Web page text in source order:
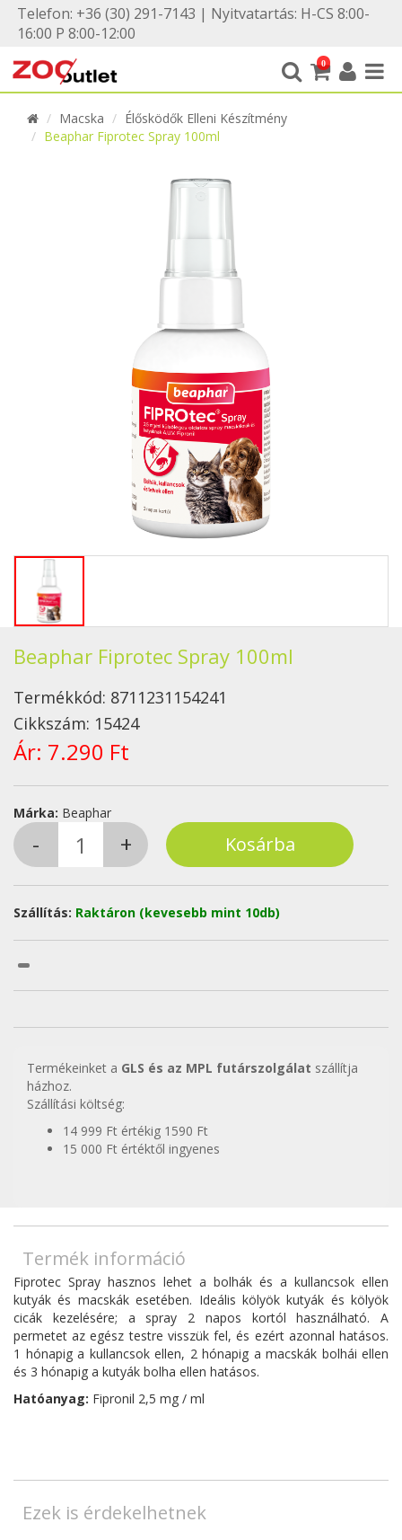
Telefon: +36 (30) 291-7143 | Nyitvatartás: H-CS 8:00-
16:00 P 8:00-12:00
0
Macska
Élősködők Elleni Készítmény
Beaphar Fiprotec Spray 100ml
Beaphar Fiprotec Spray 100ml
Termékkód: 8711231154241
Cikkszám: 15424
Ár: 7.290 Ft
Márka: Beaphar
Szállítás: Raktáron (kevesebb mint 10db)
Termékeinket a GLS és az MPL futárszolgálat szállítja
házhoz.
Szállítási költség:
14 999 Ft értékig 1590 Ft
15 000 Ft értéktől ingyenes
Termék információ
Fiprotec Spray hasznos lehet a bolhák és a kullancsok ellen
kutyák és macskák esetében. Ideális kölyök kutyák és kölyök
cicák kezelésére; a spray 2 napos kortól használható. A
permetet az egész testre visszük fel, és ezért azonnal hatásos.
1 hónapig a kullancsok ellen, 2 hónapig a macskák bolhái ellen
és 3 hónapig a kutyák bolha ellen hatásos.
Hatóanyag: Fipronil 2,5 mg / ml
Ezek is érdekelhetnek